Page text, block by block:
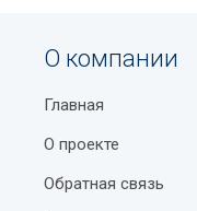
О компании
Главная
О проекте
Обратная связь